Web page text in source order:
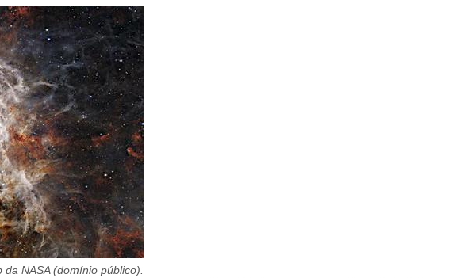
da NASA (domínio público).